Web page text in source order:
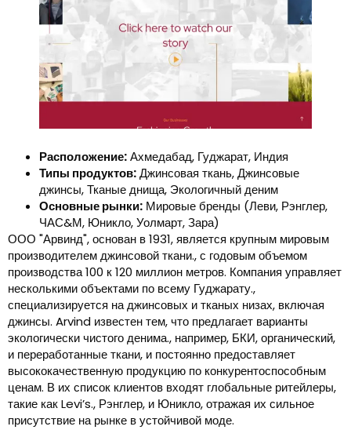
Расположение:Ахмедабад, Гуджарат, Индия
Типы продуктов:Джинсовая ткань, Джинсовые
джинсы, Тканые днища, Экологичный деним
Основные рынки: Мировые бренды (Леви, Рэнглер,
ЧАС&М, Юникло, Уолмарт, Зара)
ООО "Арвинд", основан в 1931, является крупным мировым
производителем джинсовой ткани., с годовым объемом
производства 100 к 120 миллион метров. Компания управляет
несколькими объектами по всему Гуджарату.,
специализируется на джинсовых и тканых низах, включая
джинсы. Arvind известен тем, что предлагает варианты
экологически чистого денима., например, БКИ, органический,
и переработанные ткани, и постоянно предоставляет
высококачественную продукцию по конкурентоспособным
ценам. В их список клиентов входят глобальные ритейлеры,
такие как Levi’s., Рэнглер, и Юникло, отражая их сильное
присутствие на рынке в устойчивой моде.